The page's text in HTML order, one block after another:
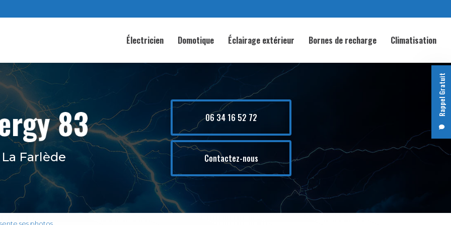
Rappel Gratuit
Électricien
Domotique Éclairage extérieur Bornes de recharge Climatisation
Farlède
06 34 16 52 72
Contactez-nous